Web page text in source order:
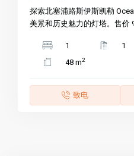
探索北塞浦路斯伊斯凯勒
美景和历史魅力的灯塔。售价
1 1
48 m2
致电